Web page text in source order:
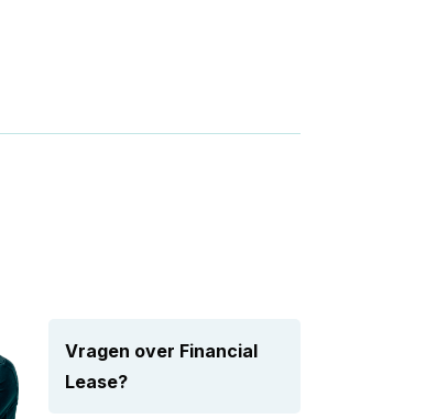
Vragen over Financial
Lease?